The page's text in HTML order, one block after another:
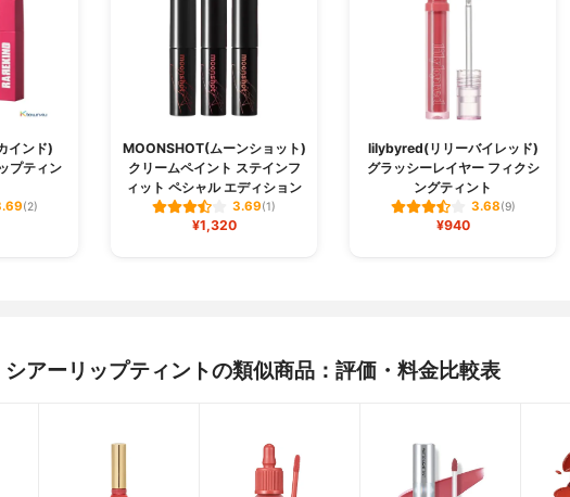
インド)
プティン
(2)
MOONSHOT(ムーンショット)
クリームペイント ステインフ
ィット ペシャル エディション
3.69(1)
¥1,320
lilybyred(リリーバイレッド)
グラッシーレイヤー フィクシ
ングティント
3.68(9)
¥940
アーリップティントの類似商品：評価・料金比較表